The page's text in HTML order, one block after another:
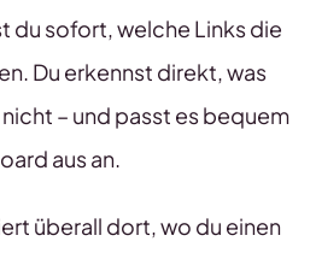
du sofort, welche Links die
Du erkennst direkt, was
– und passt es bequem
aus an.
überall dort, wo du einen